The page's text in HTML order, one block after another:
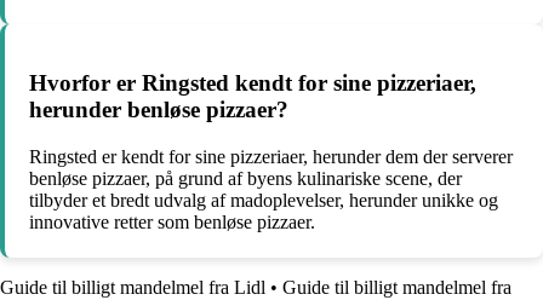
Hvorfor er Ringsted kendt for sine pizzeriaer,
herunder benløse pizzaer?
Ringsted er kendt for sine pizzeriaer, herunder dem der serverer
benløse pizzaer, på grund af byens kulinariske scene, der
tilbyder et bredt udvalg af madoplevelser, herunder unikke og
innovative retter som benløse pizzaer.
Guide til billigt mandelmel fra Lidl • Guide til billigt mandelmel fra